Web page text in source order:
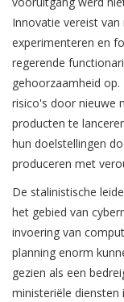
Innovatie vereist
experimenteren en
regerende
gehoorzaamheid op.
risico's door nieuwe
producten te
hun doelstellingen
produceren met
De stalinistische
het gebied van
invoering van
planning enorm
gezien als een
ministeriële diensten